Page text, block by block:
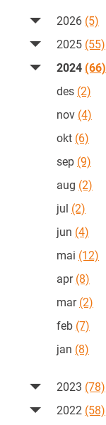
2026 (5)
2025 (55)
2024 (66)
des (2)
nov (4)
okt (6)
sep (9)
aug (2)
jul (2)
jun (4)
mai (12)
apr(8)
mar(2)
feb (7)
jan (8)
2023 (78)
2022 (58)